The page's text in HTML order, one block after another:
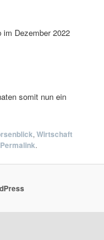
im Dezember 2022
somit nun ein
,Wirtschaft
Permalink.